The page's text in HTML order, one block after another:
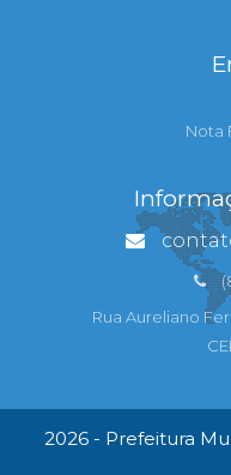
Nota
Rua Aureliano
2026 - Prefeitura